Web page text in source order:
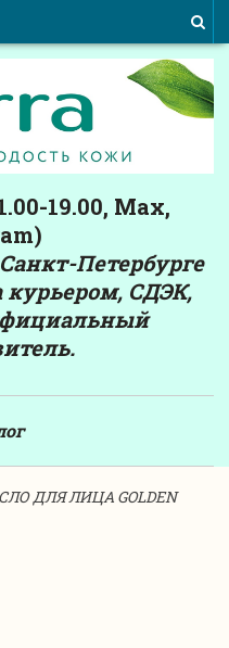
19.00, Max,
Петербурге
курьером, СДЭК,
ДЛЯ ЛИЦА GOLDEN